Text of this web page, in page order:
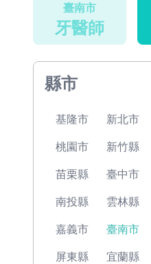
臺南市
牙醫師
縣市
基隆市 新北市
桃園市 新竹縣
苗栗縣 臺中市
南投縣 雲林縣
嘉義市 臺南市
屏東縣 宜蘭縣